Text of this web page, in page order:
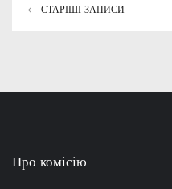
СТАРІШІ ЗАПИСИ
Про комісію